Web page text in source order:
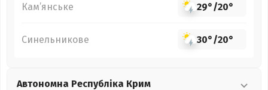
Кам’янське 29°/20°
Синельникове 30°/20°
Автономна Республіка Крим